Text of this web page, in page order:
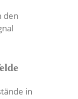
den
in